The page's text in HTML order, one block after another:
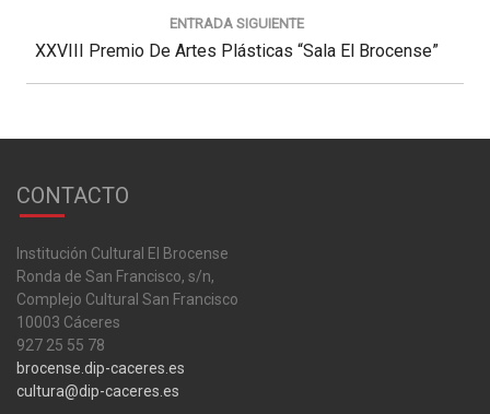
ENTRADA SIGUIENTE
Next
Post:
XXVIII Premio De Artes Plásticas “Sala El Brocense”
CONTACTO
Institución Cultural El Brocense
Ronda de San Francisco, s/n,
Complejo Cultural San Francisco
10003 Cáceres
927 25 55 78
brocense.dip-caceres.es
cultura@dip-caceres.es